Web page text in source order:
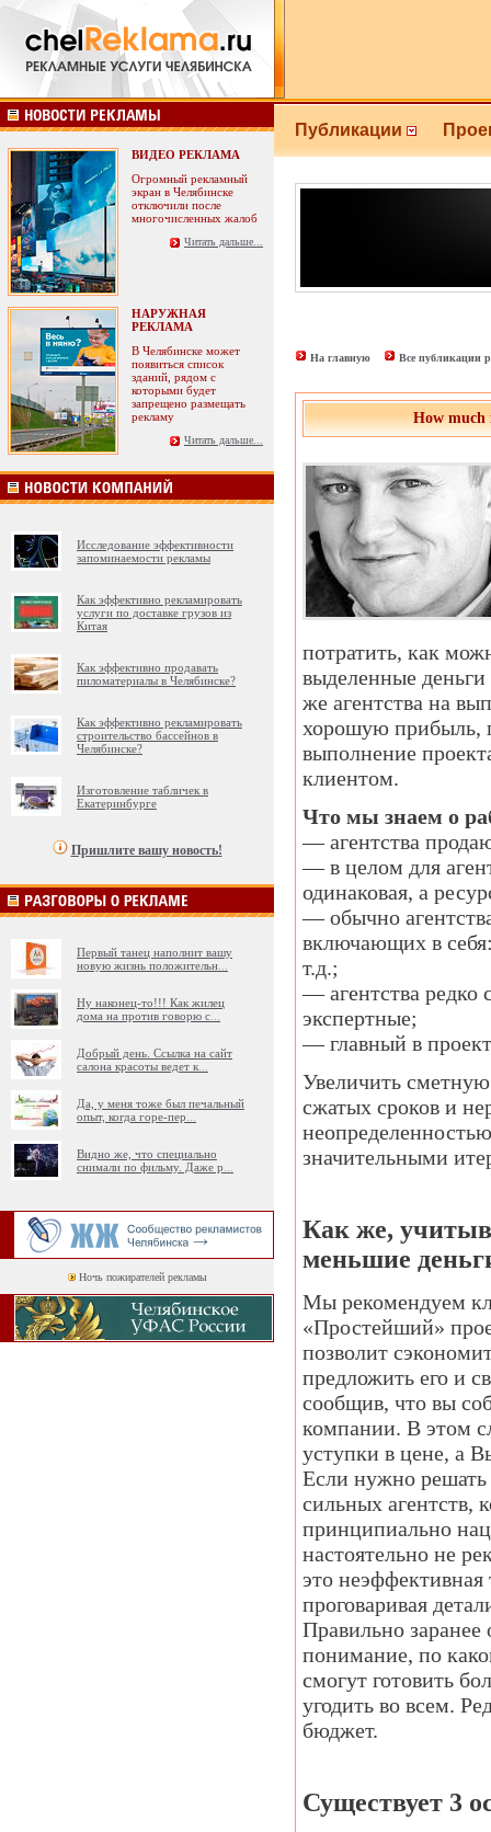
ВИДЕО РЕКЛАМА
Огромный рекламный
экран в Челябинске
отключили после
многочисленных жалоб
Читать дальше...
НАРУЖНАЯ
РЕКЛАМА
В Челябинске может
появиться список
зданий, рядом с
которыми будет
запрещено размещать
рекламу
Читать дальше...
Исследование эффективности
запоминаемости рекламы
Как эффективно рекламировать
услуги по доставке грузов из
Китая
Как эффективно продавать
пиломатериалы в Челябинске?
Как эффективно рекламировать
строительство бассейнов в
Челябинске?
Изготовление табличек в
Екатеринбурге
Пришлите вашу новость!
Первый танец наполнит вашу
новую жизнь положительн
Ну наконец-то!!! Как жилец
дома на против говорю с
Добрый день. Ссылка на сайт
салона красоты ведет к
Да, у меня тоже был печальный
опыт, когда горе-пер
Видно же, что специально
снимали по фильму. Даже р
Ночь пожирателей рекламы
Публикации
На главную Все публикации
How much
потратить, как
выделенные
же агентства на
хорошую прибыль,
выполнение
клиентом.
Что мы знаем о
— агентства
— в целом для
одинаковая, а
— обычно
включающих в
т.д.;
— агентства редко
экспертные;
— главный в
Увеличить
сжатых сроков и
значительными
Как же,
меньшие
Мы рекомендуем
«Простейший»
позволит
предложить его и
сообщив, что вы
компании. В этом
уступки в цене, а
Если нужно
сильных агентств,
принципиально
настоятельно не
это
проговаривая
Правильно заранее
понимание, по
смогут готовить
угодить во всем.
бюджет.
Существует 3